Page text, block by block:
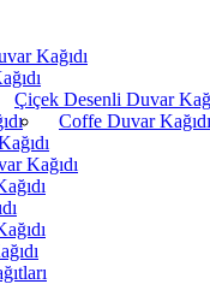
Kağıdı
Çiçek Desenli Duvar
Coffe Duvar Kağıdı
Kağıdı